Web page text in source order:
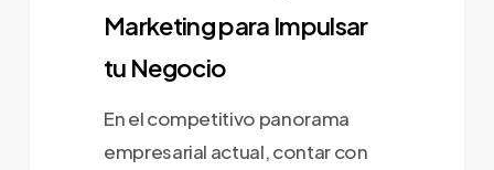
Marketing para Impulsar
tu Negocio
En el competitivo panorama
empresarial actual, contar con